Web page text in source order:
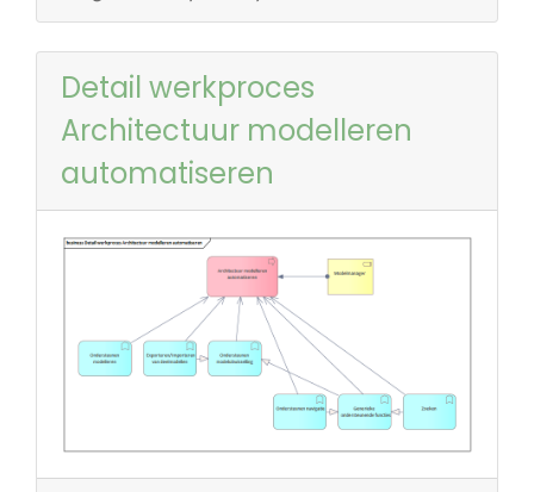
Detail werkproces
Architectuur modelleren
automatiseren